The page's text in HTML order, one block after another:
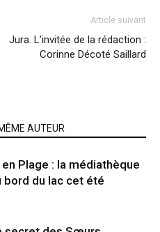
Article suivant
Jura. L’invitée de la rédaction :
Corinne Décoté Saillard
AUTEUR
Plage : la médiathèque
bord du lac cet été